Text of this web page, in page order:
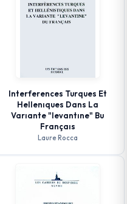
Interferences Turques Et
Hellenıques Dans La
Varıante "levantıne" Bu
Françaıs
Laure Rocca